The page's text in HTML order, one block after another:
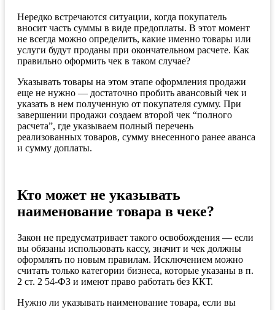
Нередко встречаются ситуации, когда покупатель
вносит часть суммы в виде предоплаты. В этот момент
не всегда можно определить, какие именно товары или
услуги будут проданы при окончательном расчете. Как
правильно оформить чек в таком случае?
Указывать товары на этом этапе оформления продажи
еще не нужно — достаточно пробить авансовый чек и
указать в нем полученную от покупателя сумму. При
завершении продажи создаем второй чек “полного
расчета”, где указываем полный перечень
реализованных товаров, сумму внесенного ранее аванса
и сумму доплаты.
Кто может не указывать
наименование товара в чеке?
Закон не предусматривает такого освобождения — если
вы обязаны использовать кассу, значит и чек должны
оформлять по новым правилам. Исключением можно
считать только категории бизнеса, которые указаны в п.
2 ст. 2 54-ФЗ и имеют право работать без ККТ.
Нужно ли указывать наименование товара, если вы